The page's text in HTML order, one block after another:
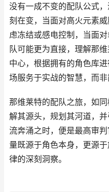
没有一成不变的配队公式
刻在变，当面对高火元素
虑冻结或感电控制，当面
队可能更为直接，理解那
中心，根据拥有的角色库
场服务于实战的智慧，而非
那维莱特的配队之旅，如
解其源头，规划其河道，
流奔涌之时，便是最高审
量既源于角色本身，更源
律的深刻洞察。